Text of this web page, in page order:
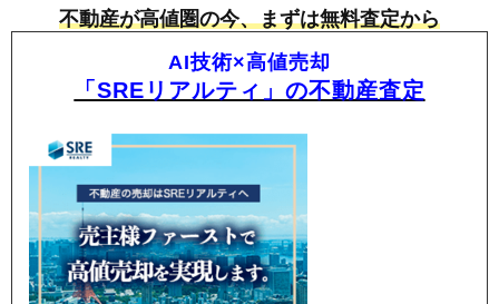
不動産が高値圏の今、まずは無料査定から
AI技術×高値売却
「SREリアルティ」の不動産査定